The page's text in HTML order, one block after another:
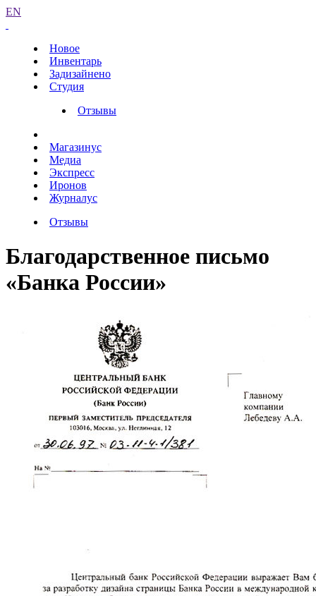
EN
Новое
Инвентарь
Задизайнено
Студия
Отзывы
Магазинус
Медиа
Экспресс
Иронов
Журналус
Отзывы
Благодарственное письмо
«Банка России»